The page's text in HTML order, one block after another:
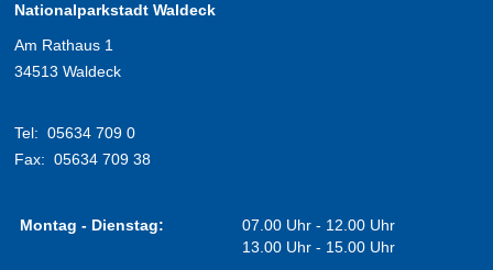
Nationalparkstadt Waldeck
Am Rathaus 1
34513 Waldeck
Tel: 05634 709 0
Fax: 05634 709 38
Montag - Dienstag:
07.00 Uhr - 12.00 Uhr
13.00 Uhr - 15.00 Uhr